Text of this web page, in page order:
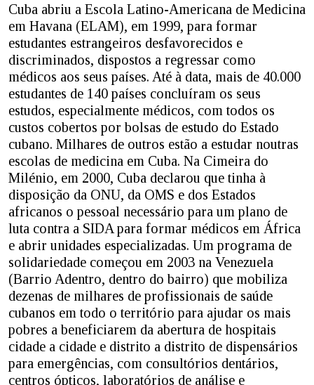
Cuba abriu a Escola Latino-Americana de Medicina
em Havana (ELAM), em 1999, para formar
estudantes estrangeiros desfavorecidos e
discriminados, dispostos a regressar como
médicos aos seus países. Até à data, mais de 40.000
estudantes de 140 países concluíram os seus
estudos, especialmente médicos, com todos os
custos cobertos por bolsas de estudo do Estado
cubano. Milhares de outros estão a estudar noutras
escolas de medicina em Cuba. Na Cimeira do
Milénio, em 2000, Cuba declarou que tinha à
disposição da ONU, da OMS e dos Estados
africanos o pessoal necessário para um plano de
luta contra a SIDA para formar médicos em África
e abrir unidades especializadas. Um programa de
solidariedade começou em 2003 na Venezuela
(Barrio Adentro, dentro do bairro) que mobiliza
dezenas de milhares de profissionais de saúde
cubanos em todo o território para ajudar os mais
pobres a beneficiarem da abertura de hospitais
cidade a cidade e distrito a distrito de dispensários
para emergências, com consultórios dentários,
centros ópticos, laboratórios de análise e